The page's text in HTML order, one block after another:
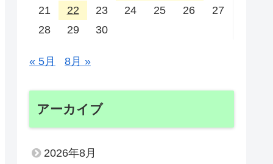
21
22 23 24 25 26
27
28
29 30
« 5月 8月 »
アーカイブ
2026年8月